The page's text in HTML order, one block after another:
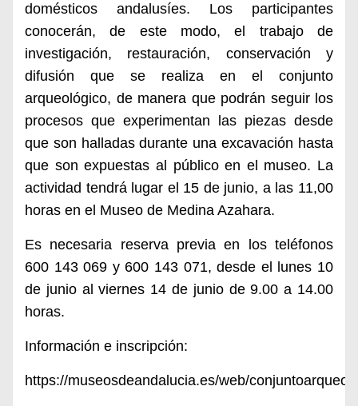
domésticos andalusíes. Los participantes
conocerán, de este modo, el trabajo de
investigación, restauración, conservación y
difusión que se realiza en el conjunto
arqueológico, de manera que podrán seguir los
procesos que experimentan las piezas desde
que son halladas durante una excavación hasta
que son expuestas al público en el museo. La
actividad tendrá lugar el 15 de junio, a las 11,00
horas en el Museo de Medina Azahara.
Es necesaria reserva previa en los teléfonos
600 143 069 y 600 143 071, desde el lunes 10
de junio al viernes 14 de junio de 9.00 a 14.00
horas.
Información e inscripción:
https://museosdeandalucia.es/web/